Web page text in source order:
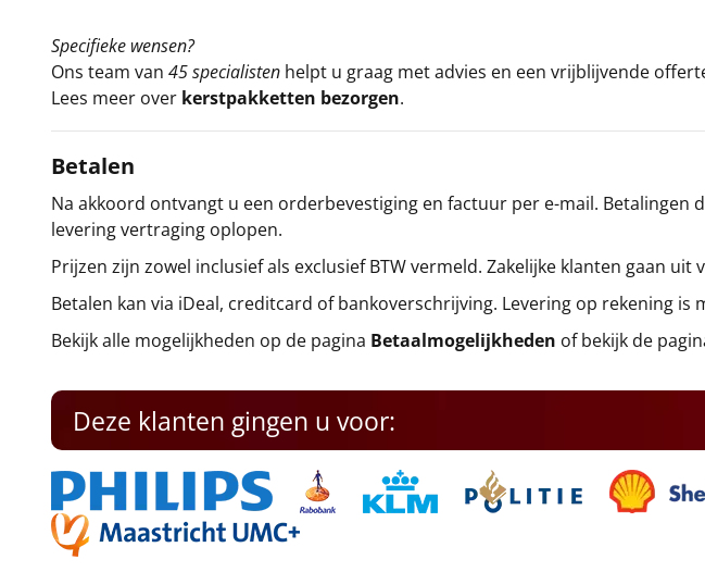
Specifieke wensen?
Ons team van 45 specialisten helpt u graag met advies en een vrijblijvende
Lees meer over kerstpakketten bezorgen.
Betalen
Na akkoord ontvangt u een orderbevestiging en factuur per e-mail.
levering vertraging oplopen.
Prijzen zijn zowel inclusief als exclusief BTW vermeld. Zakelijke klanten gaan uit
Betalen kan via iDeal, creditcard of bankoverschrijving. Levering op rekening
Bekijk alle mogelijkheden op de pagina Betaalmogelijkheden of bekijk de
Deze klanten gingen u voor: